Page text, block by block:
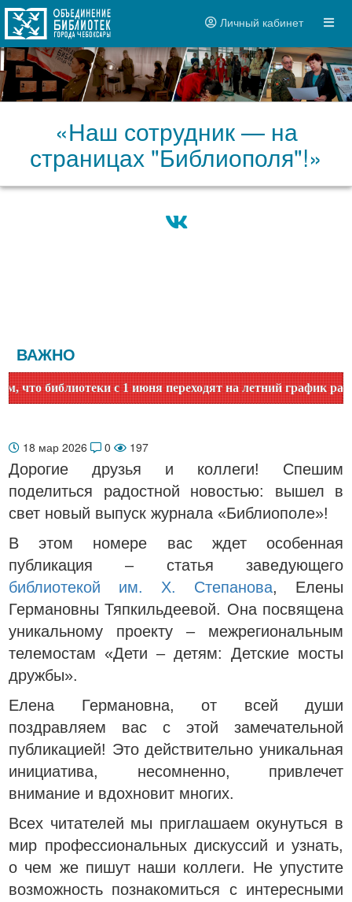
Личный кабинет
«Наш сотрудник — на
страницах "Библиополя"!»
ВАЖНО
библиотеки с 1 июня переходят на летний график
18 мар 2026 0 197
Дорогие друзья и коллеги! Спешим
поделиться радостной новостью: вышел в
свет новый выпуск журнала «Библиополе»!
В этом номере вас ждет особенная
публикация – статья заведующего
библиотекой им. Х. Степанова, Елены
Германовны Тяпкильдеевой. Она посвящена
уникальному проекту – межрегиональным
телемостам «Дети – детям: Детские мосты
дружбы».
Елена Германовна, от всей души
поздравляем вас с этой замечательной
публикацией! Это действительно уникальная
инициатива, несомненно, привлечет
внимание и вдохновит многих.
Всех читателей мы приглашаем окунуться в
мир профессиональных дискуссий и узнать,
о чем же пишут наши коллеги. Не упустите
возможность познакомиться с интересными